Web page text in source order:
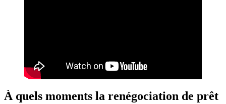
À quels moments la renégociation de prêt